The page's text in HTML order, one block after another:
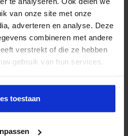
van onze site met onze
adverteren en analyse. Deze
combineren met andere
verstrekt of die ze hebben
gebruik van hun services.
toestaan